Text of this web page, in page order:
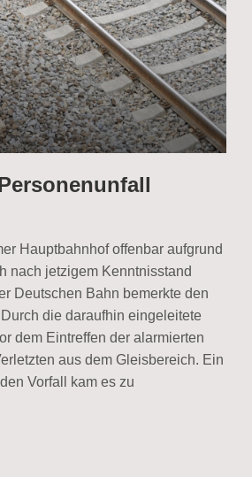
Hauptbahnhof offenbar aufgrund
nach jetzigem Kenntnisstand
Deutschen Bahn bemerkte den
die daraufhin eingeleitete
dem Eintreffen der alarmierten
aus dem Gleisbereich. Ein
Vorfall kam es zu